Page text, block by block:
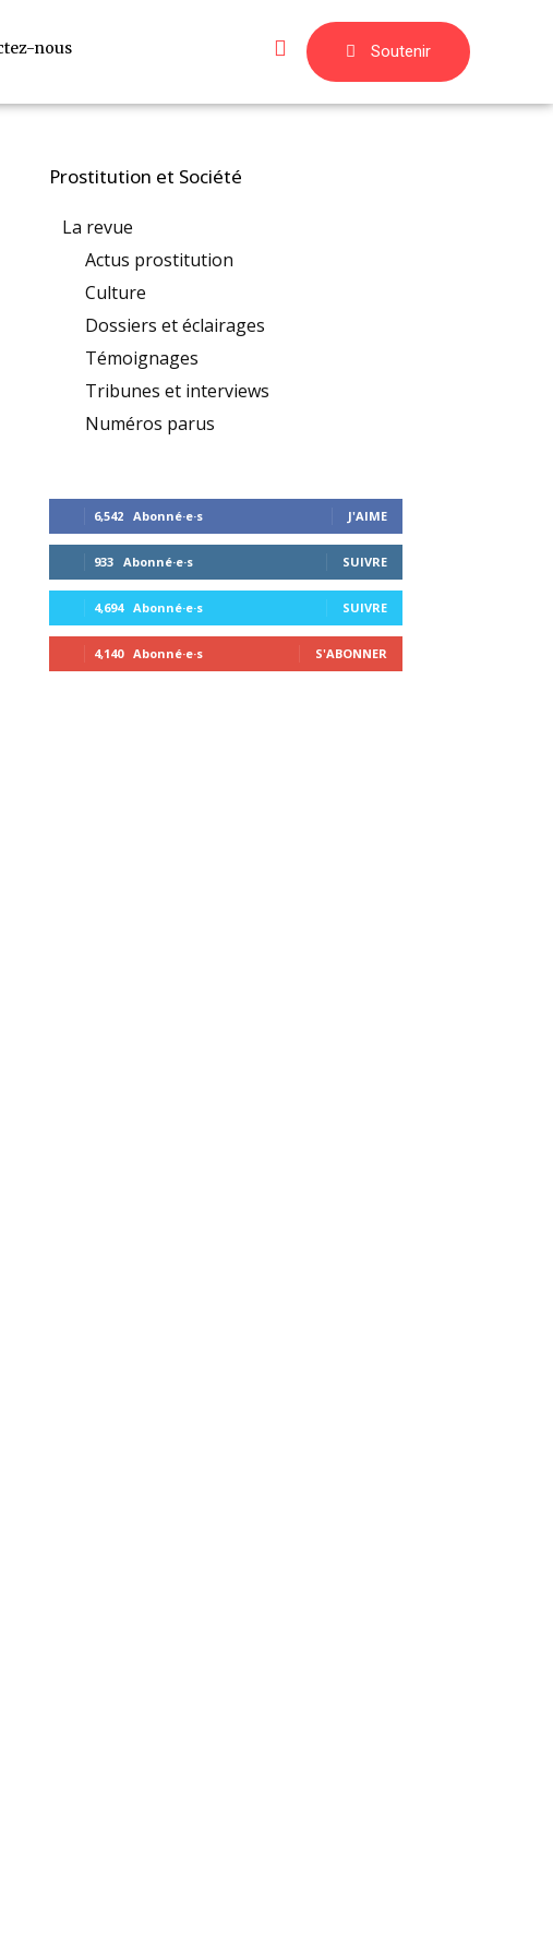
Soutenir
nous
Prostitution et Société
La revue
Actus prostitution
Culture
Dossiers et éclairages
Témoignages
Tribunes et interviews
Numéros parus
6,542 Abonné·e·s J'AIME
933 Abonné·e·s SUIVRE
4,694 Abonné·e·s SUIVRE
4,140 Abonné·e·s S'ABONNER